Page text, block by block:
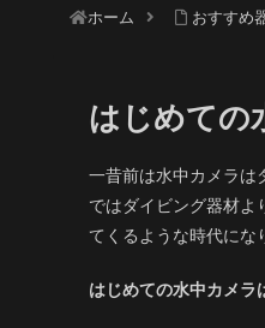
ホーム おすすめ
はじめての
一昔前は水中カメラは
ではダイビング器材よ
てくるような時代にな
はじめての水中カメラ